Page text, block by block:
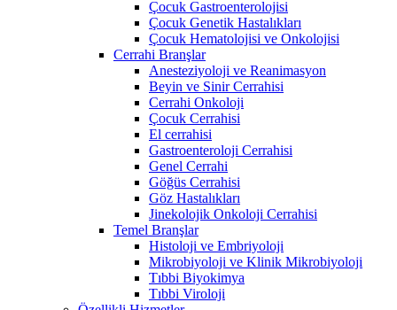
Çocuk Gastroenterolojisi
Çocuk Genetik Hastalıkları
Çocuk Hematolojisi ve Onkolojisi
Cerrahi Branşlar
Anesteziyoloji ve Reanimasyon
Beyin ve Sinir Cerrahisi
Cerrahi Onkoloji
Çocuk Cerrahisi
El cerrahisi
Gastroenteroloji Cerrahisi
Genel Cerrahi
Göğüs Cerrahisi
Göz Hastalıkları
Jinekolojik Onkoloji Cerrahisi
Temel Branşlar
Histoloji ve Embriyoloji
Mikrobiyoloji ve Klinik Mikrobiyoloji
Tıbbi Biyokimya
Tıbbi Viroloji